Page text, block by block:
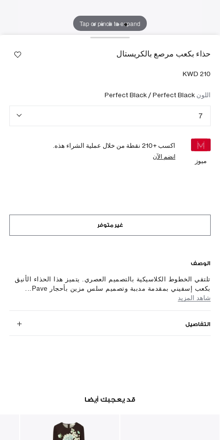
Tap or pinch to expand
حذاء بكعب مرصع بالكريستال
اللون Perfect Black / Perfect Black
7
ميوز
اكسب +210 نقطة من خلال عملية الشراء هذه.
انضم الآن
غير متوفر
الوصف
تلتقي الخطوط الكلاسيكية بالتصميم العصري. يتميز هذا الحذاء الأنيق
بكعب إسفيني بمقدمة مدببة وتصميم سلس مزين بأحجار Pave...
شاهد المزيد
التفاصيل
قد يعجبك أيضا